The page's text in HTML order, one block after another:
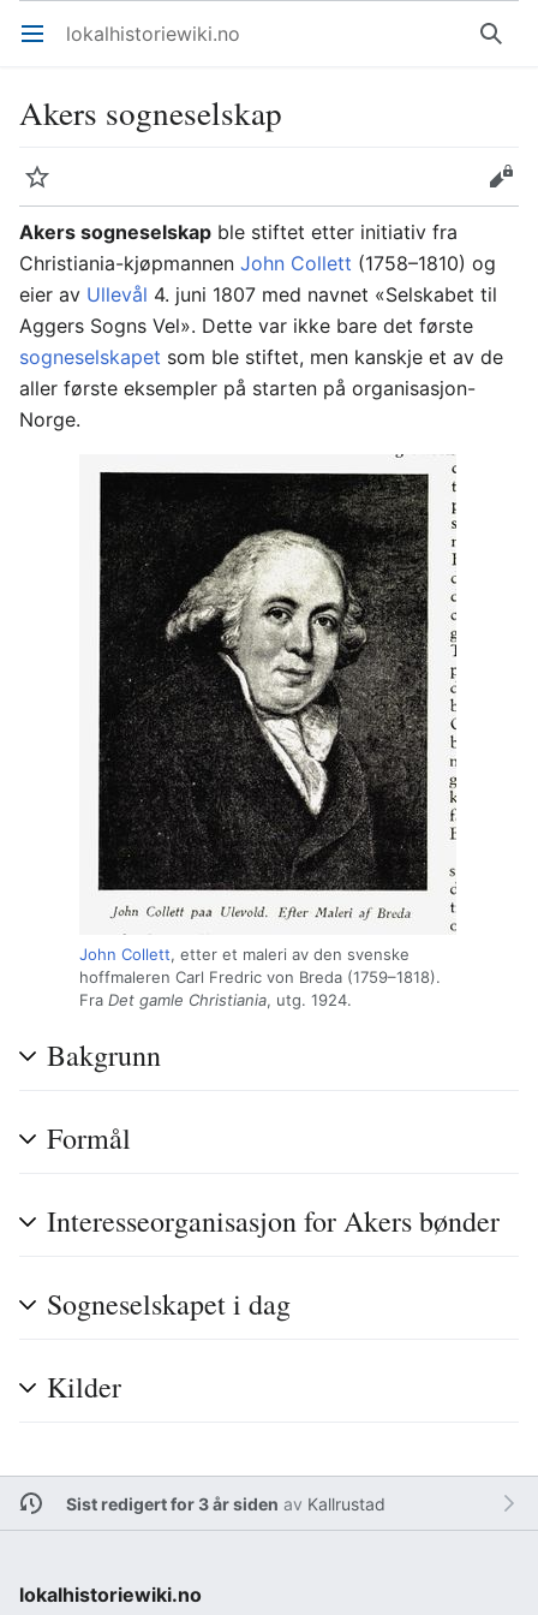
Åpne hovedmenyen lokalhistoriewiki.no Søk
Akers sogneselskap
Overvåk
Rediger
Akers sogneselskap ble stiftet etter initiativ fra
Christiania-kjøpmannen John Collett (1758–1810) og
eier av Ullevål 4. juni 1807 med navnet «Selskabet til
Aggers Sogns Vel». Dette var ikke bare det første
sogneselskapet som ble stiftet, men kanskje et av de
aller første eksempler på starten på organisasjon-
Norge.
John Collett, etter et maleri av den svenske
hoffmaleren Carl Fredric von Breda (1759–1818).
Fra Det gamle Christiania, utg. 1924.
Bakgrunn
Formål
Interesseorganisasjon for Akers bønder
Sogneselskapet i dag
Kilder
Sist redigert for 3 år siden av Kallrustad
lokalhistoriewiki.no